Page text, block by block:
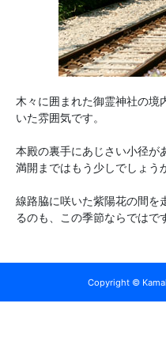
木々に囲まれた御霊神社の境
いた雰囲気です。
本殿の裏手にあじさい小径が
満開まではもう少しでしょう
線路脇に咲いた紫陽花の間を
るのも、この季節ならではで
Copyright ©